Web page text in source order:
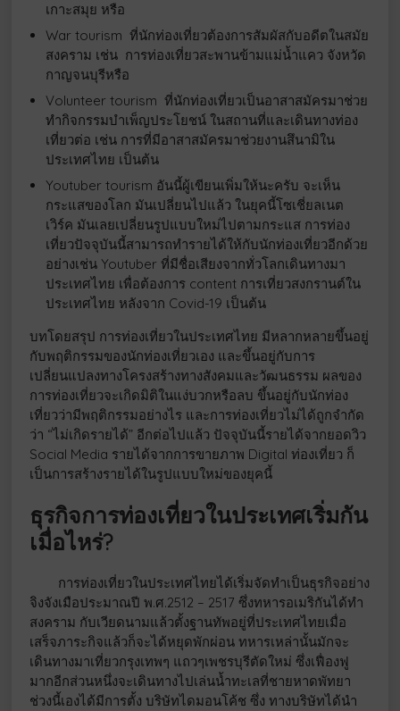
เกาะสมุย หรือ
War tourism ที่นักท่องเที่ยวต้องการสัมผัสกับอดีตในสมัย
สงคราม เช่น การท่องเที่ยวสะพานข้ามแม่นํ้าแคว จังหวัด
กาญจนบุรีหรือ
Volunteer tourism ที่นักท่องเที่ยวเป็นอาสาสมัครมาช่วย
ทำกิจกรรมบำเพ็ญประโยชน์ ในสถานที่และเดินทางท่อง
เที่ยวต่อ เช่น การที่มีอาสาสมัครมาช่วยงานสึนามิใน
ประเทศไทย เป็นต้น
Youtuber tourism อันนี้ผู้เขียนเพิ่มให้นะครับ จะเห็น
กระแสของโลก มันเปลี่ยนไปแล้ว ในยุคนี้โซเชี่ยลเนต
เวิร์ค มันเลยเปลี่ยนรูปแบบใหม่ไปตามกระแส การท่อง
เที่ยวปัจจุบันนี้สามารถทำรายได้ให้กับนักท่องเที่ยวอีกด้วย
อย่างเช่น Youtuber ที่มีชื่อเสียงจากทั่วโลกเดินทางมา
ประเทศไทย เพื่อต้องการ content การเที่ยวสงกรานต์ใน
ประเทศไทย หลังจาก Covid-19 เป็นต้น
บทโดยสรุป การท่องเที่ยวในประเทศไทย มีหลากหลายขึ้นอยู่
กับพฤติกรรมของนักท่องเที่ยวเอง และขึ้นอยู่กับการ
เปลี่ยนแปลงทางโครงสร้างทางสังคมและวัฒนธรรม ผลของ
การท่องเที่ยวจะเกิดมิติในแง่บวกหรือลบ ขึ้นอยู่กับนักท่อง
เที่ยวว่ามีพฤติกรรมอย่างไร และการท่องเที่ยวไม่ได้ถูกจำกัด
ว่า “ไม่เกิดรายได้” อีกต่อไปแล้ว ปัจจุบันนี้รายได้จากยอดวิว
Social Media รายได้จากการขายภาพ Digital ท่องเที่ยว ก็
เป็นการสร้างรายได้ในรูปแบบใหม่ของยุคนี้
ธุรกิจการท่องเที่ยวในประเทศเริ่มกัน
เมื่อไหร่?
การท่องเที่ยวในประเทศไทยได้เริ่มจัดทำเป็นธุรกิจอย่าง
จิงจังเมือประมาณปี พ.ศ.2512 – 2517 ซึ่งทหารอเมริกันได้ทำ
สงคราม กับเวียดนามแล้วตั้งฐานทัพอยู่ที่ประเทศไทยเมื่อ
เสร็จภาระกิจแล้วก็จะได้หยุดพักผ่อน ทหารเหล่านั้นมักจะ
เดินทางมาเที่ยวกรุงเทพๆ แถวๆเพชรบุรีตัดใหม่ ซึ่งเฟื่องฟู
มากอีกส่วนหนึ่งจะเดินทางไปเล่นน้ำทะเลที่ชายหาดพัทยา
ช่วงนี้เองได้มีการตั้ง บริษัทไดมอนโค้ช ซึ่ง ทางบริษัทได้นำ